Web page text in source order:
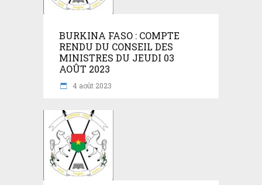
BURKINA FASO : COMPTE
RENDU DU CONSEIL DES
MINISTRES DU JEUDI 03
AOÛT 2023
4 août 2023